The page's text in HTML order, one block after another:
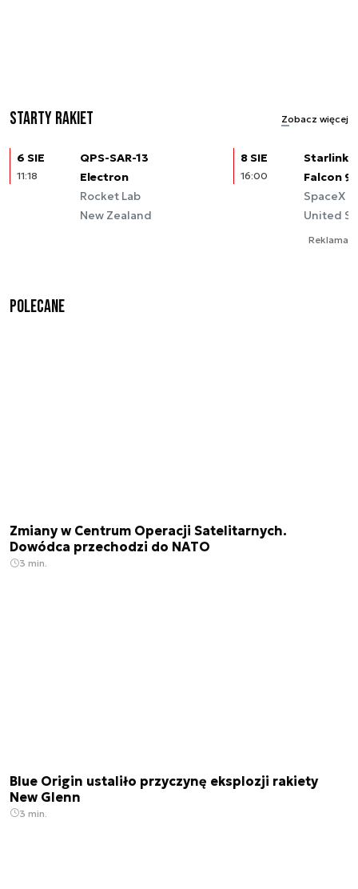
Starty rakiet Zobacz więcej
6 SIE
11:18
QPS-SAR-13
Electron
Rocket Lab
New Zealand
8 SIE
16:00
Starlink
Falcon 9
SpaceX
United
Reklama
Polecane
Zmiany w Centrum Operacji Satelitarnych.
Dowódca przechodzi do NATO
3 min.
Blue Origin ustaliło przyczynę eksplozji rakiety
New Glenn
3 min.